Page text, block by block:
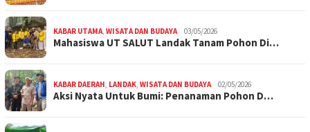
KABAR UTAMA, WISATA DAN BUDAYA 03/05/2026
Mahasiswa UT SALUT Landak Tanam Pohon Di…
KABAR DAERAH, LANDAK, WISATA DAN BUDAYA 02/05/2026
Aksi Nyata Untuk Bumi: Penanaman Pohon D…